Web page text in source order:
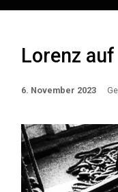
Lorenz
6. November 2023